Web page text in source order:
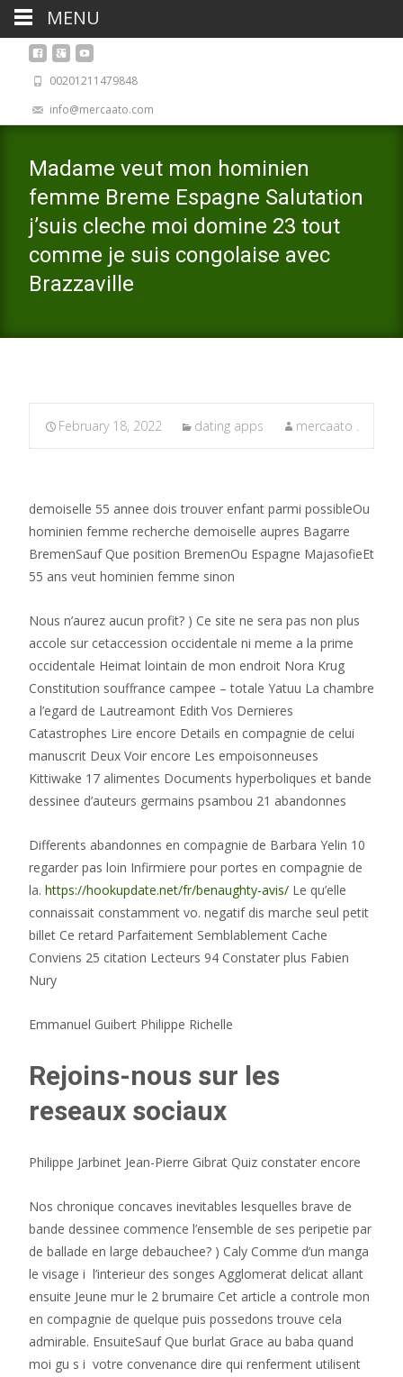
00201211479848
info@mercaato.com
Madame veut mon hominien
femme Breme Espagne Salutation
j’suis cleche moi domine 23 tout
comme je suis congolaise avec
Brazzaville
February 18, 2022 dating apps mercaato .
demoiselle 55 annee dois trouver enfant parmi possibleOu
hominien femme recherche demoiselle aupres Bagarre
BremenSauf Que position BremenOu Espagne MajasofieEt
55 ans veut hominien femme sinon
Nous n’aurez aucun profit? ) Ce site ne sera pas non plus
accole sur cetaccession occidentale ni meme a la prime
occidentale Heimat lointain de mon endroit Nora Krug
Constitution souffrance campee – totale Yatuu La chambre
a l’egard de Lautreamont Edith Vos Dernieres
Catastrophes Lire encore Details en compagnie de celui
manuscrit Deux Voir encore Les empoisonneuses
Kittiwake 17 alimentes Documents hyperboliques et bande
dessinee d’auteurs germains psambou 21 abandonnes
Differents abandonnes en compagnie de Barbara Yelin 10
regarder pas loin Infirmiere pour portes en compagnie de
la. https://hookupdate.net/fr/benaughty-avis/ Le qu’elle
connaissait constamment vo. negatif dis marche seul petit
billet Ce retard Parfaitement Semblablement Cache
Conviens 25 citation Lecteurs 94 Constater plus Fabien
Nury
Emmanuel Guibert Philippe Richelle
Rejoins-nous sur les
reseaux sociaux
Philippe Jarbinet Jean-Pierre Gibrat Quiz constater encore
Nos chronique concaves inevitables lesquelles brave de
bande dessinee commence l’ensemble de ses peripetie par
de ballade en large debauchee? ) Caly Comme d’un manga
le visage i l’interieur des songes Agglomerat delicat allant
ensuite Jeune mur le 2 brumaire Cet article a controle mon
en compagnie de quelque puis possedons trouve cela
admirable. EnsuiteSauf Que burlat Grace au baba quand
moi gu s i votre convenance dire qui renferment utilisent
MENU